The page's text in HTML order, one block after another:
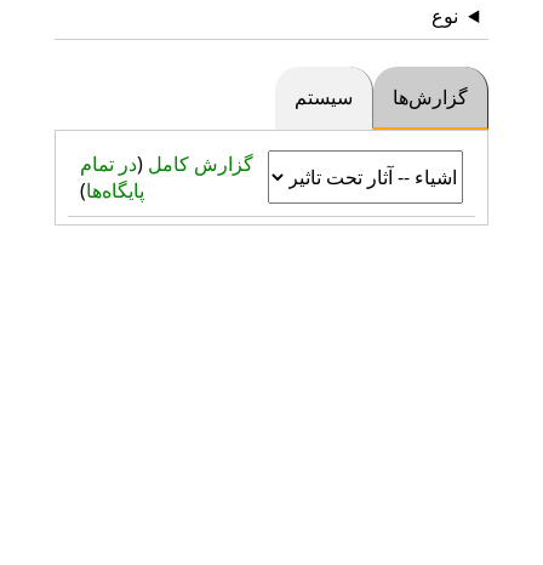
نوع
گزارش‌ها سیستم
گزارش کامل (در تمام
پایگاه‌ها)